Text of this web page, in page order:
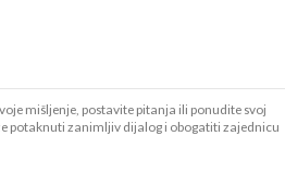
mišljenje, postavite pitanja ili ponudite svoj
potaknuti zanimljiv dijalog i obogatiti zajednicu